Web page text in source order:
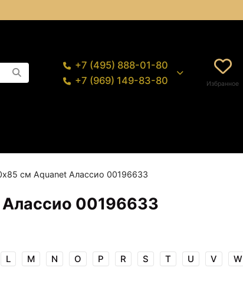
+7 (495) 888-01-80
+7 (969) 149-83-80
Избранное
см Aquanet Алассио 00196633
Алассио 00196633
L M N O P R S T U V W